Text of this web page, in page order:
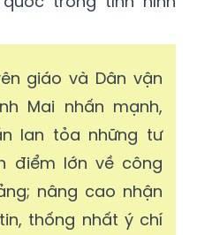
giáo và Dân vận
Mai nhấn mạnh,
lan tỏa những tư
điểm lớn về công
nâng cao nhận
thống nhất ý chí